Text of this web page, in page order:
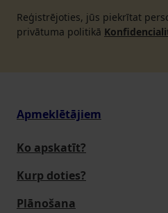
Reģistrējoties, jūs piekrītat
privātuma politikā
Apmeklētājiem
Ko apskatīt?
Kurp doties?
Plānošana